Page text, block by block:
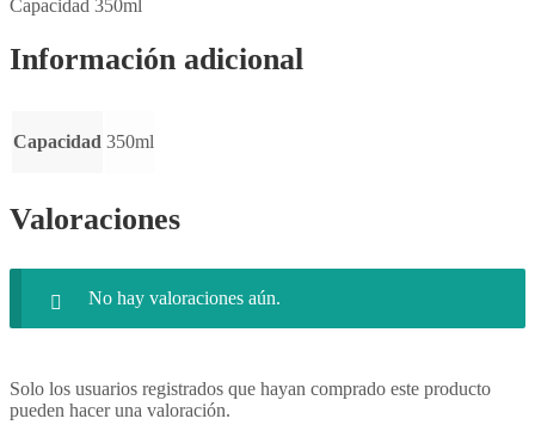
Capacidad 350ml
Información adicional
Capacidad 350ml
Valoraciones
No hay valoraciones aún.
Solo los usuarios registrados que hayan comprado este producto
pueden hacer una valoración.